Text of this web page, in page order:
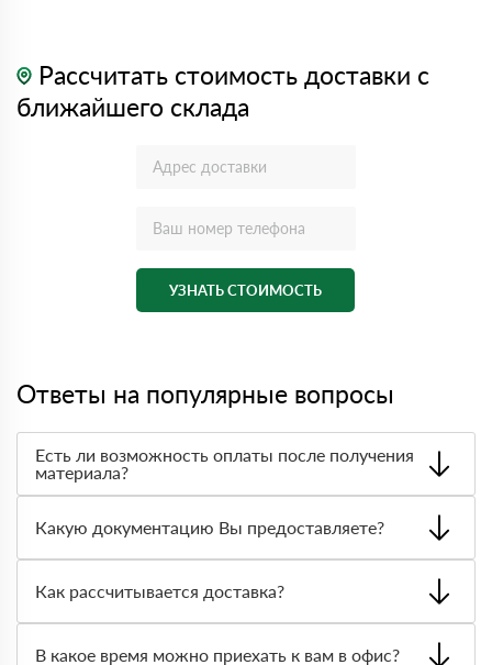
Рассчитать стоимость доставки с
ближайшего склада
УЗНАТЬ СТОИМОСТЬ
Ответы на популярные вопросы
Есть ли возможность оплаты после получения
материала?
оплата по факту получения товара. При этом, если
доставленный товар был ненадлежащего качества, то
Вы вправе от него отказаться.
Какую документацию Вы предоставляете?
сертификаты и паспорта качества, а также товарно-
транспортную накладную.
Как рассчитывается доставка?
персональный менеджер для уточнения деталей заказа.
В какое время можно приехать к вам в офис?